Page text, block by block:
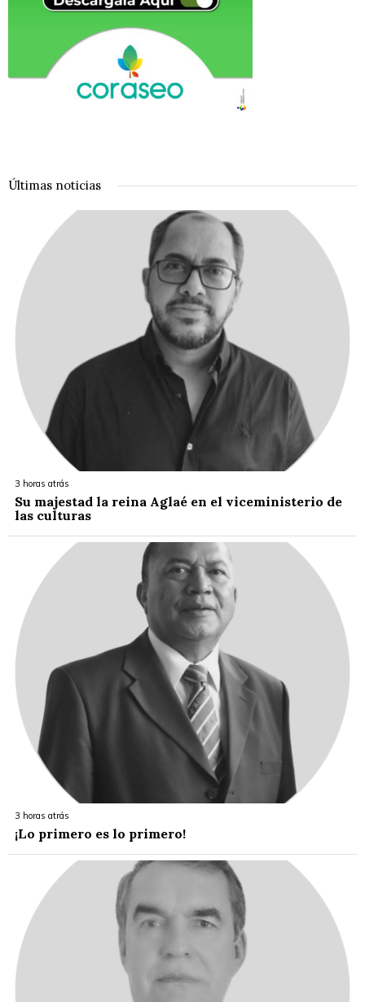
Últimas noticias
3 horas atrás
Su majestad la reina Aglaé en el viceministerio de
las culturas
3 horas atrás
¡Lo primero es lo primero!